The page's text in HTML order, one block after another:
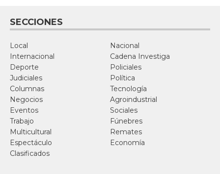
SECCIONES
Local
Nacional
Internacional
Cadena Investiga
Deporte
Policiales
Judiciales
Política
Columnas
Tecnología
Negocios
Agroindustrial
Eventos
Sociales
Trabajo
Fúnebres
Multicultural
Remates
Espectáculo
Economía
Clasificados